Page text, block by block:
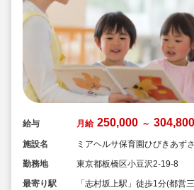
給与 月給 250,000 ～ 304,800
施設名
ミアヘルサ保育園ひびきあず
勤務地
東京都板橋区小豆沢2-19-8
最寄り駅
「志村坂上駅」徒歩1分(都営